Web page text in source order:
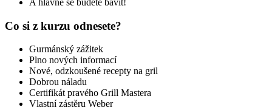
Co si z kurzu odnesete?
Gurmánský zážitek
Plno nových informací
Nové, odzkoušené recepty na gril
Dobrou náladu
Certifikát pravého Grill Mastera
Vlastní zástěru Weber